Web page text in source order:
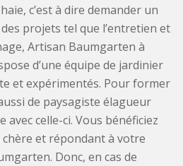
c’est à dire demander un
projets tel que l’entretien et
Artisan Baumgarten à
d’une équipe de jardinier
et expérimentés. Pour former
de paysagiste élagueur
celle-ci. Vous bénéficiez
et répondant à votre
Donc, en cas de